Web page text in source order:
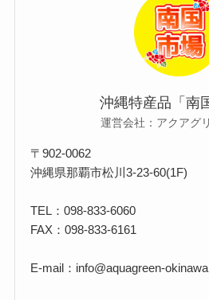
沖縄特産品「南
運営会社：アクアグ
〒902-0062
沖縄県那覇市松川3-23-60(1F)
TEL：098-833-6060
FAX：098-833-6161
E-mail：info@aquagreen-